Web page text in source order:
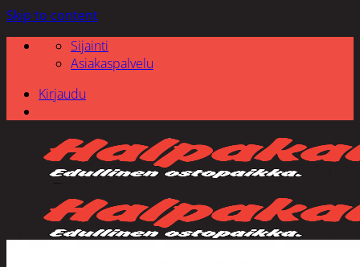
Skip to content
Sijainti
Asiakaspalvelu
Kirjaudu